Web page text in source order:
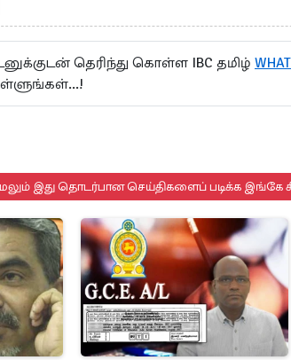
தெரிந்து கொள்ள IBC தமிழ்
இது தொடர்பான செய்திகளைப் படிக்க இங்கே